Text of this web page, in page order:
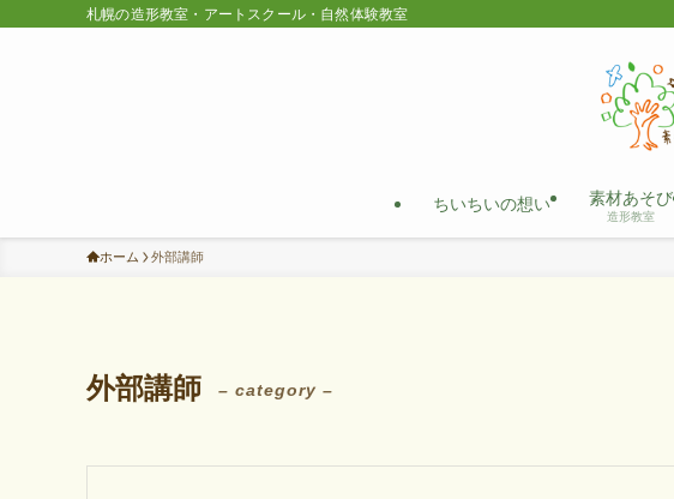
札幌の造形教室・アートスクール・自然体験教室
ちいちいの想い 素材あそび
造形教室
ホーム 外部講師
外部講師 – category –